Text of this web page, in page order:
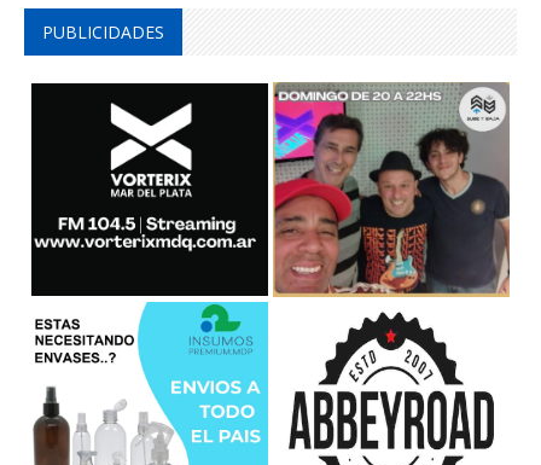
PUBLICIDADES